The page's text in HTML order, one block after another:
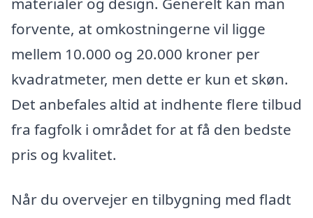
forvente, at omkostningerne vil ligge
mellem 10.000 og 20.000 kroner per
kvadratmeter, men dette er kun et skøn.
Det anbefales altid at indhente flere tilbud
fra fagfolk i området for at få den bedste
pris og kvalitet.
Når du overvejer en tilbygning med fladt